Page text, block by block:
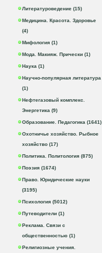
Литературоведение (15)
Медицина. Красота. Здоровье
(4)
Мифология (1)
Мода. Макияж. Прически (1)
Наука (1)
Научно-популярная литература
(1)
Нефтегазовый комплекс.
Энергетика (9)
Образование. Педагогика (1641)
Охотничье хозяйство. Рыбное
хозяйство (17)
Политика. Политология (875)
Поэзия (1674)
Право. Юридические науки
(3195)
Психология (5012)
Путеводители (1)
Реклама. Связи с
общественностью (1)
Религиозные учения.